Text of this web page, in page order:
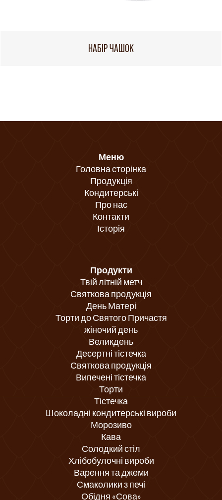
НАБІР ЧАШОК
Меню
Головна сторінка
Продукція
Кондитерські
Про нас
Контакти
Історія
Продукти
Твій літній метч
Святкова продукція
День Матері
Торти до Святого Причастя
жіночий день
Великдень
Десертні тістечка
Святкова продукція
Випечені тістечка
Торти
Тістечка
Шоколадні кондитерські вироби
Морозиво
Кава
Солодкий стіл
Хлібобулочні вироби
Варення та джеми
Смаколики з печі
Обідня «Сова»